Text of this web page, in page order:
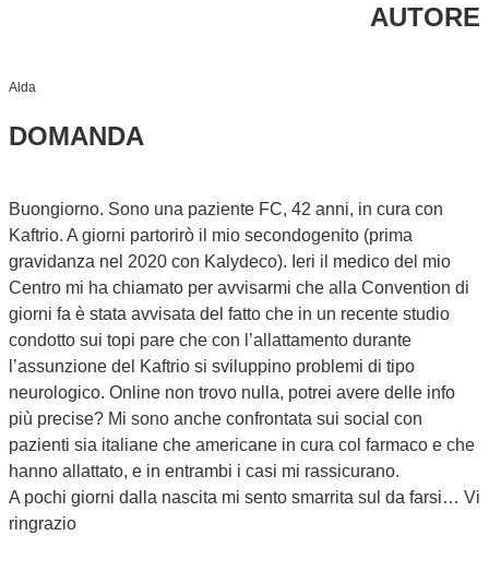
AUTORE
Alda
DOMANDA
Buongiorno. Sono una paziente FC, 42 anni, in cura con
Kaftrio. A giorni partorirò il mio secondogenito (prima
gravidanza nel 2020 con Kalydeco). Ieri il medico del mio
Centro mi ha chiamato per avvisarmi che alla Convention di
giorni fa è stata avvisata del fatto che in un recente studio
condotto sui topi pare che con l’allattamento durante
l’assunzione del Kaftrio si sviluppino problemi di tipo
neurologico. Online non trovo nulla, potrei avere delle info
più precise? Mi sono anche confrontata sui social con
pazienti sia italiane che americane in cura col farmaco e che
hanno allattato, e in entrambi i casi mi rassicurano.
A pochi giorni dalla nascita mi sento smarrita sul da farsi… Vi
ringrazio